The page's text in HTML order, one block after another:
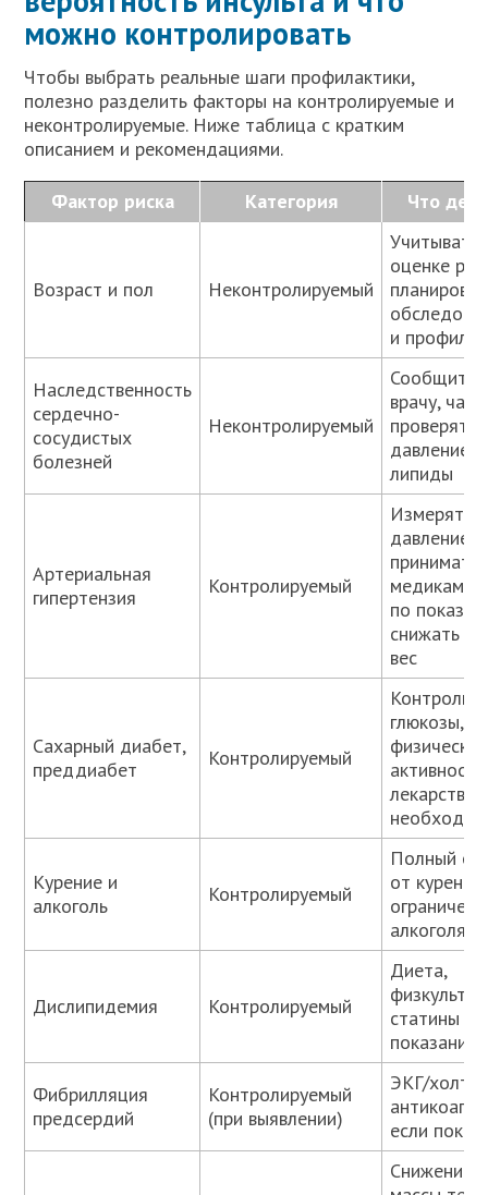
можно контролировать
Чтобы выбрать реальные шаги профилактики,
полезно разделить факторы на контролируемые и
неконтролируемые. Ниже таблица с кратким
описанием и рекомендациями.
Фактор риска Категория Что
Возраст и пол Неконтролируемый
Учитывать
оценке
и
Наследственность
сердечно-
сосудистых
болезней
Неконтролируемый
Сообщить
врачу,
проверять
давление и
липиды
Артериальная
гипертензия
Контролируемый
Измерять
давление,
принимать
по
снижать
вес
Сахарный диабет,
преддиабет
Контролируемый
Контроль
глюкозы,
физическая
лекарства
Курение и
алкоголь
Контролируемый
Полный
от курения,
алкоголя
Дислипидемия Контролируемый
Диета,
статины по
Фибрилляция
предсердий
Контролируемый
(при выявлении)
ЭКГ/
если
Снижение